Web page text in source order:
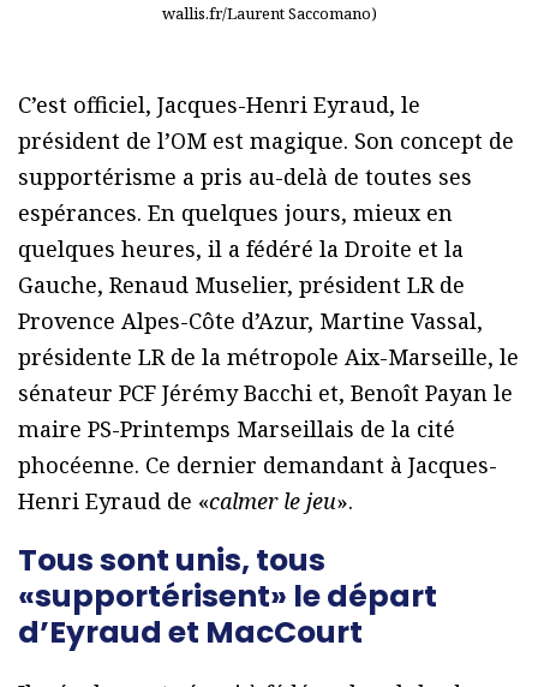
wallis.fr/Laurent Saccomano)
C’est officiel, Jacques-Henri Eyraud, le
président de l’OM est magique. Son concept de
supportérisme a pris au-delà de toutes ses
espérances. En quelques jours, mieux en
quelques heures, il a fédéré la Droite et la
Gauche, Renaud Muselier, président LR de
Provence Alpes-Côte d’Azur, Martine Vassal,
présidente LR de la métropole Aix-Marseille, le
sénateur PCF Jérémy Bacchi et, Benoît Payan le
maire PS-Printemps Marseillais de la cité
phocéenne. Ce dernier demandant à Jacques-
Henri Eyraud de «calmer le jeu».
Tous sont unis, tous
«supportérisent» le départ
d’Eyraud et MacCourt